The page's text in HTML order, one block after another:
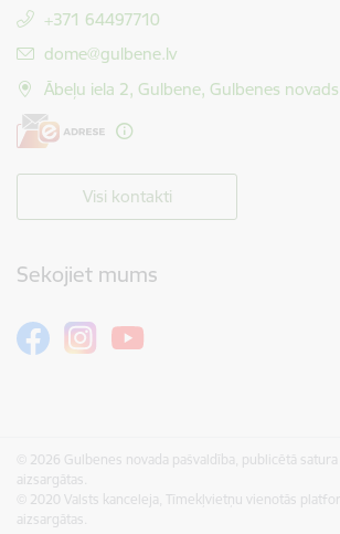
+371 64497710
E-pasts:
dome@gulbene.lv
Ābeļu iela 2, Gulbene, Gulbenes
Visi kontakti
Sekojiet mums
© 2026 Gulbenes novada pašvaldība, publicētā
aizsargātas.
© 2020 Valsts kanceleja, Tīmekļvietņu vienotās
aizsargātas.